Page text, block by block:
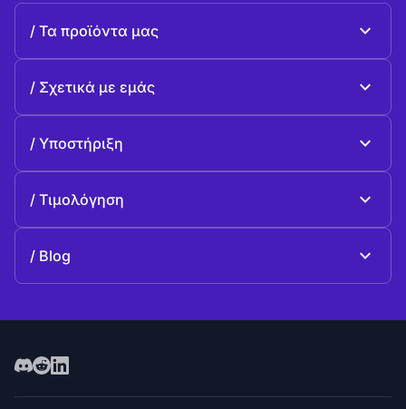
Τα προϊόντα μας
Σχετικά με εμάς
Ιστορία
Υποστήριξη
Επικοινωνία
Τιμολόγηση
Blog